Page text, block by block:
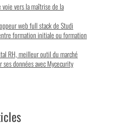
voie vers la maîtrise de la
web full stack de Studi
formation initiale ou formation
RH, meilleur outil du marché
données avec Mycecurity